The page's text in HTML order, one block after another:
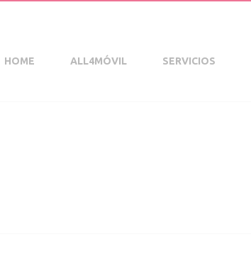
HOME ALL4MÓVIL SERVICIOS